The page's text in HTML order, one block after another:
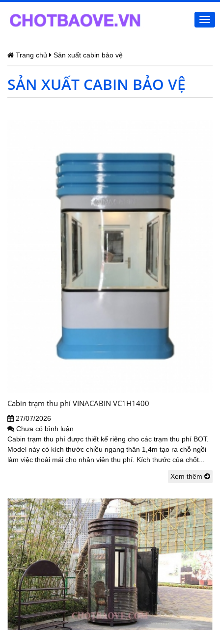
Trang chủ Sản xuất cabin bảo vệ
SẢN XUẤT CABIN BẢO VỆ
Cabin trạm thu phí VINACABIN VC1H1400
27/07/2026
Chưa có bình luận
Cabin trạm thu phí được thiết kế riêng cho các trạm thu phí BOT.
Model này có kích thước chiều ngang thân 1,4m tạo ra chỗ ngồi
làm việc thoải mái cho nhân viên thu phí. Kích thước của chốt...
Xem thêm